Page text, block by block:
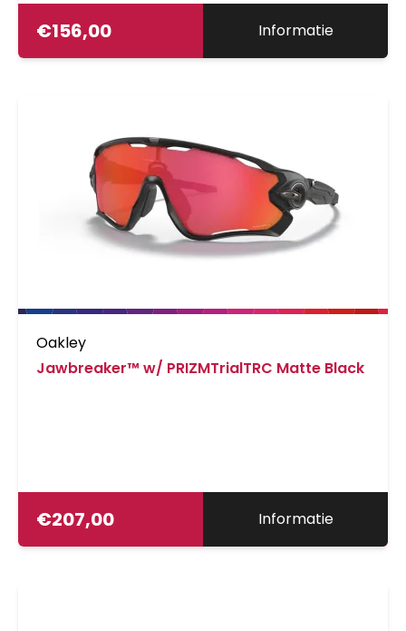
€156,00 Informatie
Oakley
Jawbreaker™ w/ PRIZMTrialTRC Matte Black
€207,00 Informatie